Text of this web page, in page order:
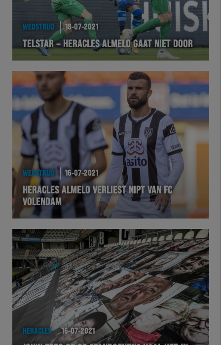
WEDSTRIJD 18-07-2021
TELSTAR – HERACLES ALMELO GAAT NIET DOOR
WEDSTRIJD 16-07-2021
HERACLES ALMELO VERLIEST NIPT VAN FC
VOLENDAM
HERACLES 16-07-2021